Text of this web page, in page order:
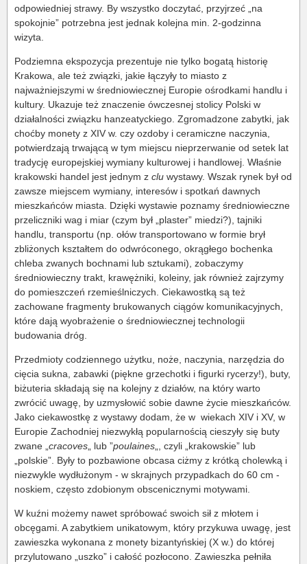
odpowiedniej strawy. By wszystko doczytać, przyjrzeć „na
spokojnie” potrzebna jest jednak kolejna min. 2-godzinna
wizyta.
Podziemna ekspozycja prezentuje nie tylko bogatą historię
Krakowa, ale też związki, jakie łączyły to miasto z
najważniejszymi w średniowiecznej Europie ośrodkami handlu i
kultury. Ukazuje też znaczenie ówczesnej stolicy Polski w
działalności związku hanzeatyckiego. Zgromadzone zabytki, jak
choćby monety z XIV w. czy ozdoby i ceramiczne naczynia,
potwierdzają trwającą w tym miejscu nieprzerwanie od setek lat
tradycję europejskiej wymiany kulturowej i handlowej. Właśnie
krakowski handel jest jednym z clu wystawy. Wszak rynek był od
zawsze miejscem wymiany, interesów i spotkań dawnych
mieszkańców miasta. Dzięki wystawie poznamy średniowieczne
przeliczniki wag i miar (czym był „plaster” miedzi?), tajniki
handlu, transportu (np. ołów transportowano w formie brył
zbliżonych kształtem do odwróconego, okrągłego bochenka
chleba zwanych bochnami lub sztukami), zobaczymy
średniowieczny trakt, krawężniki, koleiny, jak również zajrzymy
do pomieszczeń rzemieślniczych. Ciekawostką są też
zachowane fragmenty brukowanych ciągów komunikacyjnych,
które dają wyobrażenie o średniowiecznej technologii
budowania dróg.
Przedmioty codziennego użytku, noże, naczynia, narzędzia do
cięcia sukna, zabawki (piękne grzechotki i figurki rycerzy!), buty,
biżuteria składają się na kolejny z działów, na który warto
zwrócić uwagę, by uzmysłowić sobie dawne życie mieszkańców.
Jako ciekawostkę z wystawy dodam, że w wiekach XIV i XV, w
Europie Zachodniej niezwykłą popularnością cieszyły się buty
zwane „ cracoves „ lub ”poulaines „, czyli „krakowskie” lub
„polskie”. Były to pozbawione obcasa ciżmy z krótką cholewką i
niezwykle wydłużonym - w skrajnych przypadkach do 60 cm -
noskiem, często zdobionym obscenicznymi motywami.
W kuźni możemy nawet spróbować swoich sił z młotem i
obcęgami. A zabytkiem unikatowym, który przykuwa uwagę, jest
zawieszka wykonana z monety bizantyńskiej (X w.) do której
przylutowano „uszko” i całość pozłocono. Zawieszka pełniła